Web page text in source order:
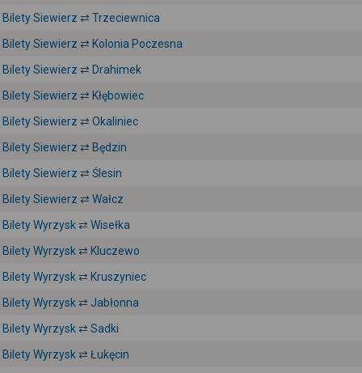
Bilety Siewierz ⇄ Trzeciewnica
Bilety Siewierz ⇄ Kolonia Poczesna
Bilety Siewierz ⇄ Drahimek
Bilety Siewierz ⇄ Kłębowiec
Bilety Siewierz ⇄ Okaliniec
Bilety Siewierz ⇄ Będzin
Bilety Siewierz ⇄ Ślesin
Bilety Siewierz ⇄ Wałcz
Bilety Wyrzysk ⇄ Wisełka
Bilety Wyrzysk ⇄ Kluczewo
Bilety Wyrzysk ⇄ Kruszyniec
Bilety Wyrzysk ⇄ Jabłonna
Bilety Wyrzysk ⇄ Sadki
Bilety Wyrzysk ⇄ Łukęcin